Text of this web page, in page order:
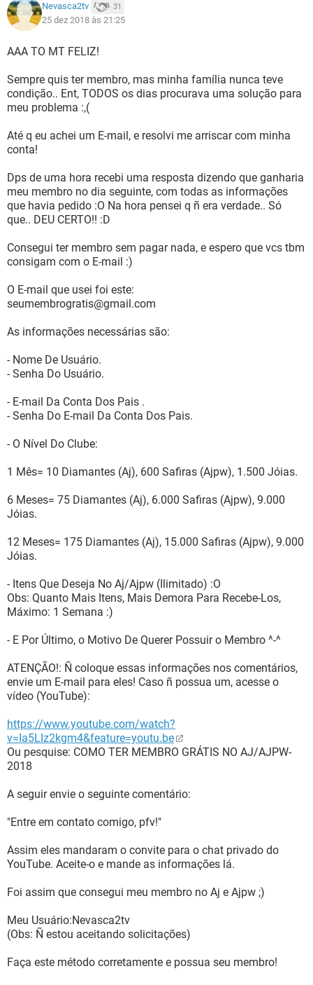
Nevasca2tv 31
25 dez 2018 às 21:25
AAA TO MT FELIZ!
Sempre quis ter membro, mas minha família nunca teve
condição.. Ent, TODOS os dias procurava uma solução para
meu problema :,(
Até q eu achei um E-mail, e resolvi me arriscar com minha
conta!
Dps de uma hora recebi uma resposta dizendo que ganharia
meu membro no dia seguinte, com todas as informações
que havia pedido :O Na hora pensei q ñ era verdade.. Só
que.. DEU CERTO!! :D
Consegui ter membro sem pagar nada, e espero que vcs tbm
consigam com o E-mail :)
O E-mail que usei foi este:
seumembrogratis@gmail.com
As informações necessárias são:
- Nome De Usuário.
- Senha Do Usuário.
- E-mail Da Conta Dos Pais .
- Senha Do E-mail Da Conta Dos Pais.
- O Nível Do Clube:
1 Mês= 10 Diamantes (Aj), 600 Safiras (Ajpw), 1.500 Jóias.
6 Meses= 75 Diamantes (Aj), 6.000 Safiras (Ajpw), 9.000
Jóias.
12 Meses= 175 Diamantes (Aj), 15.000 Safiras (Ajpw), 9.000
Jóias.
- Itens Que Deseja No Aj/Ajpw (Ilimitado) :O
Obs: Quanto Mais Itens, Mais Demora Para Recebe-Los,
Máximo: 1 Semana :)
- E Por Último, o Motivo De Querer Possuir o Membro ^-^
ATENÇÃO!: Ñ coloque essas informações nos comentários,
envie um E-mail para eles! Caso ñ possua um, acesse o
vídeo (YouTube):
https://www.youtube.com/watch?
v=Ia5LIz2kgm4&feature=youtu.be
Ou pesquise: COMO TER MEMBRO GRÁTIS NO AJ/AJPW-
2018
A seguir envie o seguinte comentário:
"Entre em contato comigo, pfv!"
Assim eles mandaram o convite para o chat privado do
YouTube. Aceite-o e mande as informações lá.
Foi assim que consegui meu membro no Aj e Ajpw ;)
Meu Usuário:Nevasca2tv
(Obs: Ñ estou aceitando solicitações)
Faça este método corretamente e possua seu membro!